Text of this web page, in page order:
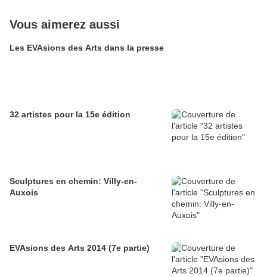
Vous aimerez aussi
Les EVAsions des Arts dans la presse
32 artistes pour la 15e édition
Sculptures en chemin: Villy-en-
Auxois
EVAsions des Arts 2014 (7e partie)